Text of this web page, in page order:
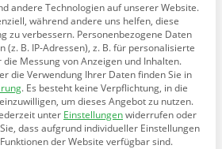
mich
andere Technologien auf unserer Website.
während andere uns helfen, diese
zu verbessern. Personenbezogene Daten
(z. B. IP-Adressen), z. B. für personalisierte
Messung von Anzeigen und Inhalten.
die Verwendung Ihrer Daten finden Sie in
. Es besteht keine Verpflichtung, in die
um dieses Angebot zu nutzen.
unter Einstellungenwiderrufen oder
dass aufgrund individueller Einstellungen
der Website verfügbar sind.